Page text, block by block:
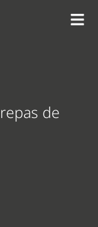
de